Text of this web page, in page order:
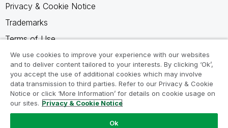
Privacy & Cookie Notice
Trademarks
Terms of Use
Legal Agreements
Product Terms
Do not share my info
We use cookies to improve your experience with our websites
and to deliver content tailored to your interests. By clicking ‘Ok’,
you accept the use of additional cookies which may involve
data transmission to third parties. Refer to our Privacy & Cookie
Notice or click ‘More Information’ for details on cookie usage on
our sites. Privacy & Cookie Notice
Ok